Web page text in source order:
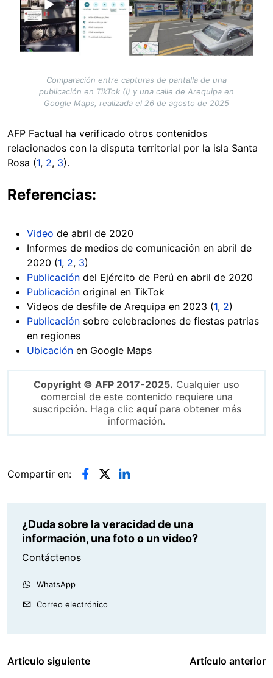
Comparación entre capturas de pantalla de una
publicación en TikTok (I) y una calle de Arequipa en
Google Maps, realizada el 26 de agosto de 2025
AFP Factual ha verificado otros contenidos
relacionados con la disputa territorial por la isla Santa
Rosa (1, 2, 3).
Referencias:
Video de abril de 2020
Informes de medios de comunicación en abril de
2020 (1, 2, 3)
Publicación del Ejército de Perú en abril de 2020
Publicación original en TikTok
Videos de desfile de Arequipa en 2023 (1, 2)
Publicación sobre celebraciones de fiestas patrias
en regiones
Ubicación en Google Maps
Copyright © AFP 2017-2025. Cualquier uso
comercial de este contenido requiere una
suscripción. Haga clic aquípara obtener más
información.
Compartir en:
¿Duda sobre la veracidad de una
información, una foto o un video?
Contáctenos
WhatsApp
Correo electrónico
Artículo siguiente Artículo anterior